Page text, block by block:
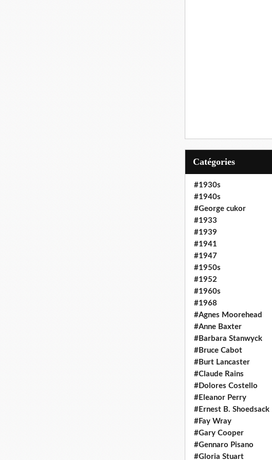
Catégories
#1930s
#1940s
#George cukor
#1933
#1939
#1941
#1947
#1950s
#1952
#1960s
#1968
#Agnes Moorehead
#Anne Baxter
#Barbara Stanwyck
#Bruce Cabot
#Burt Lancaster
#Claude Rains
#Dolores Costello
#Eleanor Perry
#Ernest B. Shoedsack
#Fay Wray
#Gary Cooper
#Gennaro Pisano
#Gloria Stuart